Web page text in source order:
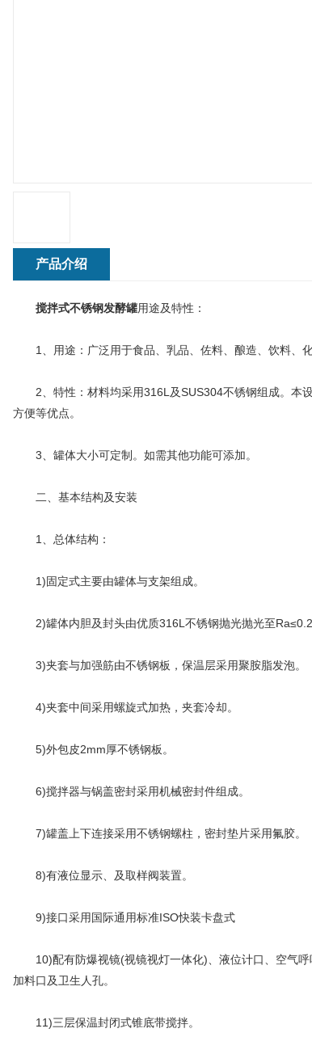
产品介绍
搅拌式不锈钢发酵罐用途及特性：
1、用途：广泛用于食品、乳品、佐料、酿造、饮料、化
2、特性：材料均采用316L及SUS304不锈钢组成。本
方便等优点。
3、罐体大小可定制。如需其他功能可添加。
二、基本结构及安装
1、总体结构：
1)固定式主要由罐体与支架组成。
2)罐体内胆及封头由优质316L不锈钢抛光抛光至
3)夹套与加强筋由不锈钢板，保温层采用聚胺脂发泡。
4)夹套中间采用螺旋式加热，夹套冷却。
5)外包皮2mm厚不锈钢板。
6)搅拌器与锅盖密封采用机械密封件组成。
7)罐盖上下连接采用不锈钢螺柱，密封垫片采用氟胶。
8)有液位显示、及取样阀装置。
9)接口采用国际通用标准ISO快装卡盘式
10)配有防爆视镜(视镜视灯一体化)、液位计口、空气呼
加料口及卫生人孔。
11)三层保温封闭式锥底带搅拌。